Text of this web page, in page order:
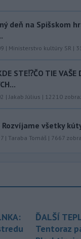
deň na Spišskom
| Ministerstvo kultúry SR | 31
STE⁉️ČO TIE
| Jakab Július | 12210
Rozvíjame všetky
| Taraba Tomáš | 7667
ĎALŠÍ
Tentoraz